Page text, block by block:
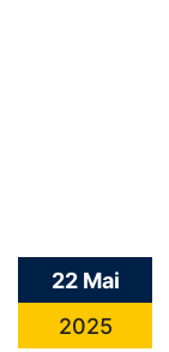
22 Mai
2025